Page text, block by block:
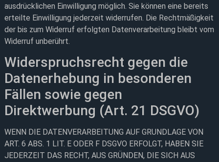
ausdrücklichen Einwilligung möglich. Sie können eine bereits
erteilte Einwilligung jederzeit widerrufen. Die Rechtmäßigkeit
der bis zum Widerruf erfolgten Datenverarbeitung bleibt vom
Widerruf unberührt.
Widerspruchsrecht gegen die
Datenerhebung in besonderen
Fällen sowie gegen
Direktwerbung (Art. 21 DSGVO)
WENN DIE DATENVERARBEITUNG AUF GRUNDLAGE VON
ART. 6 ABS. 1 LIT. E ODER F DSGVO ERFOLGT, HABEN SIE
JEDERZEIT DAS RECHT, AUS GRÜNDEN, DIE SICH AUS